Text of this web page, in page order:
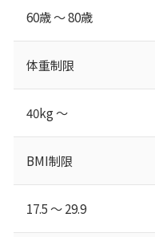
60歳 ～ 80歳
体重制限
40kg ～
BMI制限
17.5 ～ 29.9